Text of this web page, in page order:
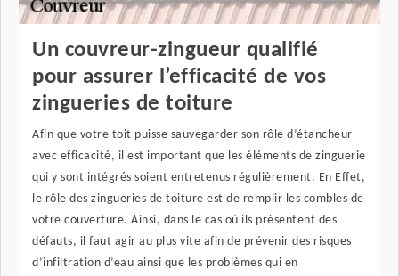
Un couvreur-zingueur qualifié
pour assurer l’efficacité de vos
zingueries de toiture
Afin que votre toit puisse sauvegarder son rôle d’étancheur
avec efficacité, il est important que les éléments de zinguerie
qui y sont intégrés soient entretenus régulièrement. En Effet,
le rôle des zingueries de toiture est de remplir les combles de
votre couverture. Ainsi, dans le cas où ils présentent des
défauts, il faut agir au plus vite afin de prévenir des risques
d’infiltration d’eau ainsi que les problèmes qui en